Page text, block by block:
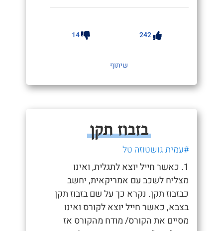
242
14
שיתוף
בזבוז תקן
#עמית גושטוזה טל
1. כאשר חייל יוצא לתגלית, ואינו
מצליח לשכב עם אמריקאית, יחשב
כבזבוז תקן. נקרא כך על שם בזבוז תקן
בצבא, כאשר חייל יוצא לקורס ואינו
מסיים את הקורס/ מודח מהקורס אז